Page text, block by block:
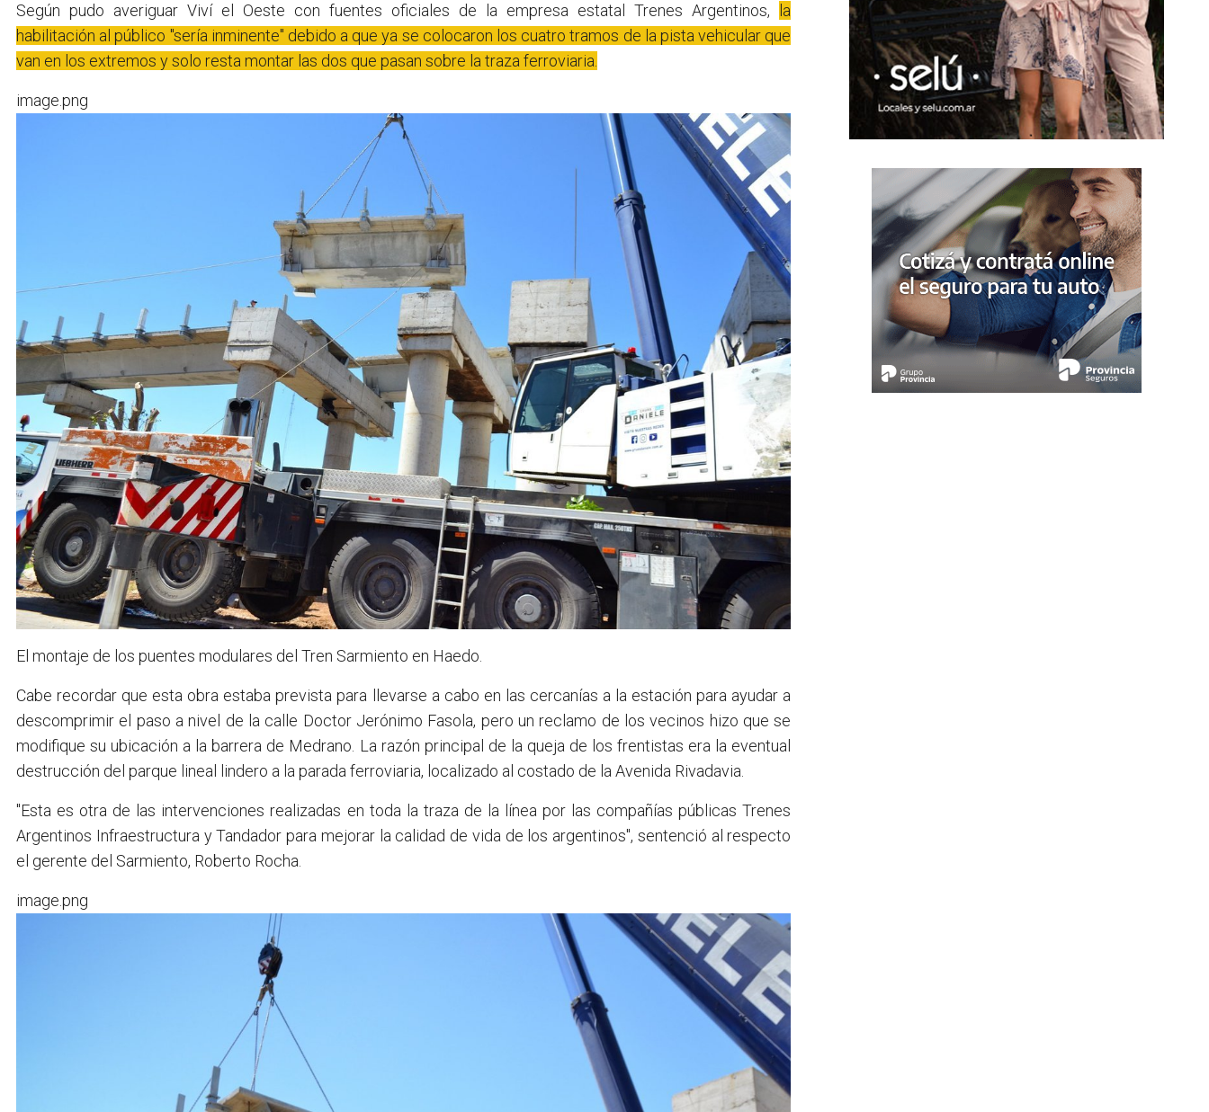
Según pudo averiguar Viví el Oeste con fuentes oficiales de la empresa estatal Trenes Argentinos,
la
habilitación al público "sería inminente" debido a que ya se colocaron los cuatro tramos de la pista vehicular que
van en los extremos y solo resta montar las dos que pasan sobre la traza ferroviaria.
image.png
El montaje de los puentes modulares del Tren Sarmiento en Haedo.
Cabe recordar que esta obra estaba prevista para llevarse a cabo en las cercanías a la estación para ayudar a
descomprimir el paso a nivel de la calle Doctor Jerónimo Fasola, pero un reclamo de los vecinos hizo que se
modifique su ubicación a la barrera de Medrano. La razón principal de la queja de los frentistas era la eventual
destrucción del parque lineal lindero a la parada ferroviaria, localizado al costado de la Avenida Rivadavia.
"Esta es otra de las intervenciones realizadas en toda la traza de la línea por las compañías públicas Trenes
Argentinos Infraestructura y Tandador para mejorar la calidad de vida de los argentinos", sentenció al respecto
el gerente del Sarmiento, Roberto Rocha.
image.png